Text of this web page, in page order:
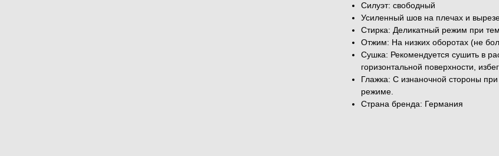
Силуэт: свободный
Усиленный шов на плечах и
Стирка: Деликатный режим при
Отжим: На низких оборотах (не
Сушка: Рекомендуется сушить в
горизонтальной поверхности,
Глажка: С изнаночной стороны
режиме.
Страна бренда: Германия